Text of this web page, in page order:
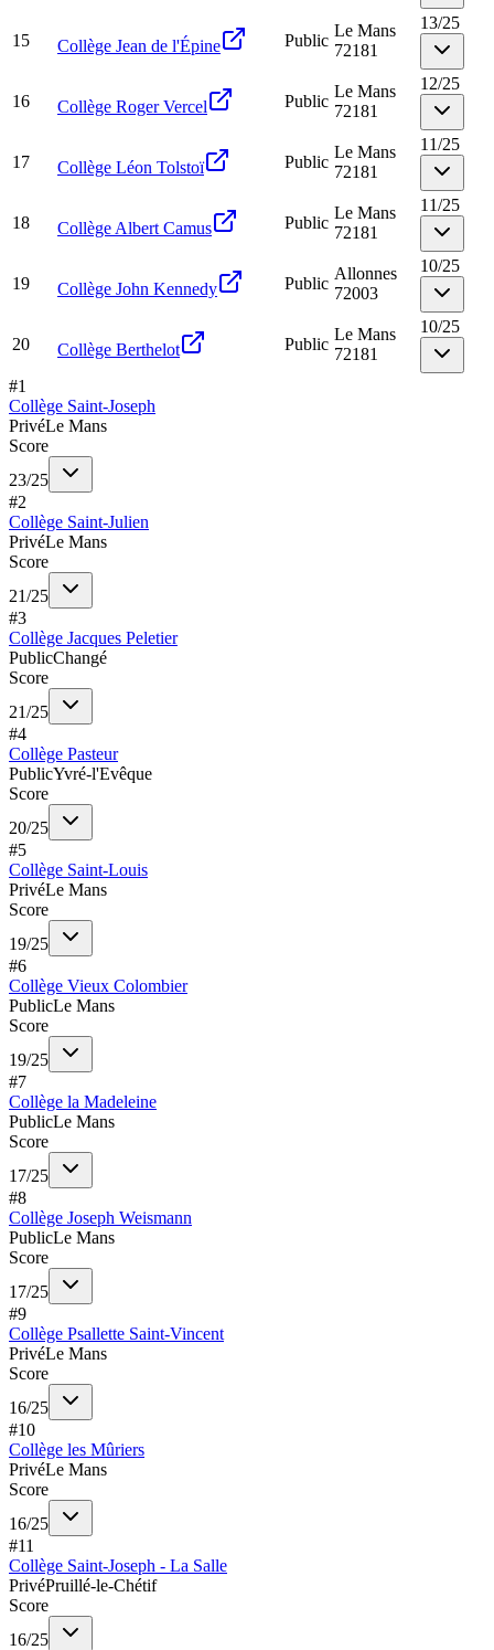
15 Collège Jean de l'Épine Public
Le Mans
72181
13/25
16 Collège Roger Vercel Public
Le Mans
72181
12/25
17 Collège Léon Tolstoï Public
Le Mans
72181
11/25
18 Collège Albert Camus Public
Le Mans
72181
11/25
19 Collège John Kennedy Public
Allonnes
72003
10/25
20 Collège Berthelot Public
Le Mans
72181
10/25
#1
Collège Saint-Joseph
PrivéLe Mans
Score
23/25
#2
Collège Saint-Julien
PrivéLe Mans
Score
21/25
#3
Collège Jacques Peletier
PublicChangé
Score
21/25
#4
Collège Pasteur
PublicYvré-l'Evêque
Score
20/25
#5
Collège Saint-Louis
PrivéLe Mans
Score
19/25
#6
Collège Vieux Colombier
PublicLe Mans
Score
19/25
#7
Collège la Madeleine
PublicLe Mans
Score
17/25
#8
Collège Joseph Weismann
PublicLe Mans
Score
17/25
#9
Collège Psallette Saint-Vincent
PrivéLe Mans
Score
16/25
#10
Collège les Mûriers
PrivéLe Mans
Score
16/25
#11
Collège Saint-Joseph - La Salle
PrivéPruillé-le-Chétif
Score
16/25